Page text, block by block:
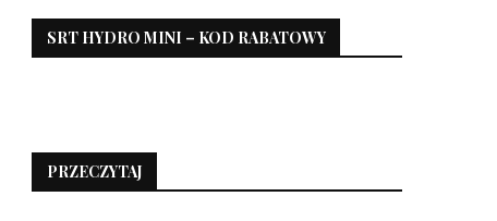
SRT HYDRO MINI – KOD RABATOWY
PRZECZYTAJ